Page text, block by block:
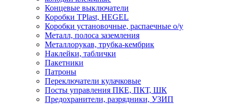
Концевые выключатели
Коробки TPlast, HEGEL
Коробки установочные, распаечные о/у
Металл, полоса заземления
Металлорукав, трубка-кембрик
Наклейки, таблички
Пакетники
Патроны
Переключатели кулачковые
Посты управления ПКЕ, ПКТ, ШК
Предохранители, разрядники, УЗИП